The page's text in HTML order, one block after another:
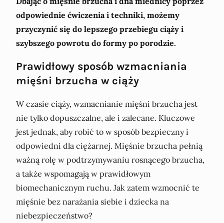
odpowiednie ćwiczenia i techniki, możemy
przyczynić się do lepszego przebiegu ciąży i
szybszego powrotu do formy po porodzie.
Prawidłowy sposób wzmacniania
mięśni brzucha w ciąży
W czasie ciąży, wzmacnianie mięśni brzucha jest
nie tylko dopuszczalne, ale i zalecane. Kluczowe
jest jednak, aby robić to w sposób bezpieczny i
odpowiedni dla ciężarnej. Mięśnie brzucha pełnią
ważną rolę w podtrzymywaniu rosnącego brzucha,
a także wspomagają w prawidłowym
biomechanicznym ruchu. Jak zatem wzmocnić te
mięśnie bez narażania siebie i dziecka na
niebezpieczeństwo?